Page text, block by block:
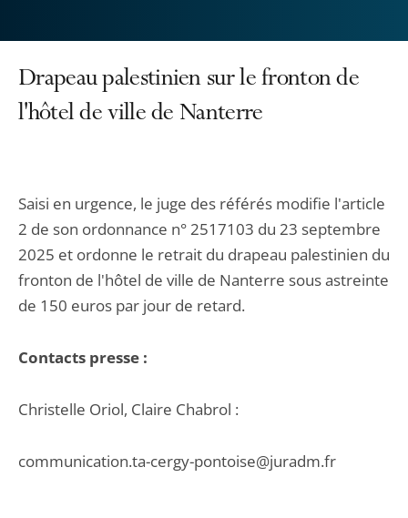
Drapeau palestinien sur le fronton de
l'hôtel de ville de Nanterre
Saisi en urgence, le juge des référés modifie l'article
2 de son ordonnance n° 2517103 du 23 septembre
2025 et ordonne le retrait du drapeau palestinien du
fronton de l'hôtel de ville de Nanterre sous astreinte
de 150 euros par jour de retard.
Contacts presse :
Christelle Oriol, Claire Chabrol :
communication.ta-cergy-pontoise@juradm.fr